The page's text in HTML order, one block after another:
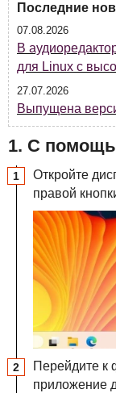
Последние
07.08.2026
В
для Linux с
27.07.2026
Выпущена
1. С
Откройте
правой
Перейдите к
приложение